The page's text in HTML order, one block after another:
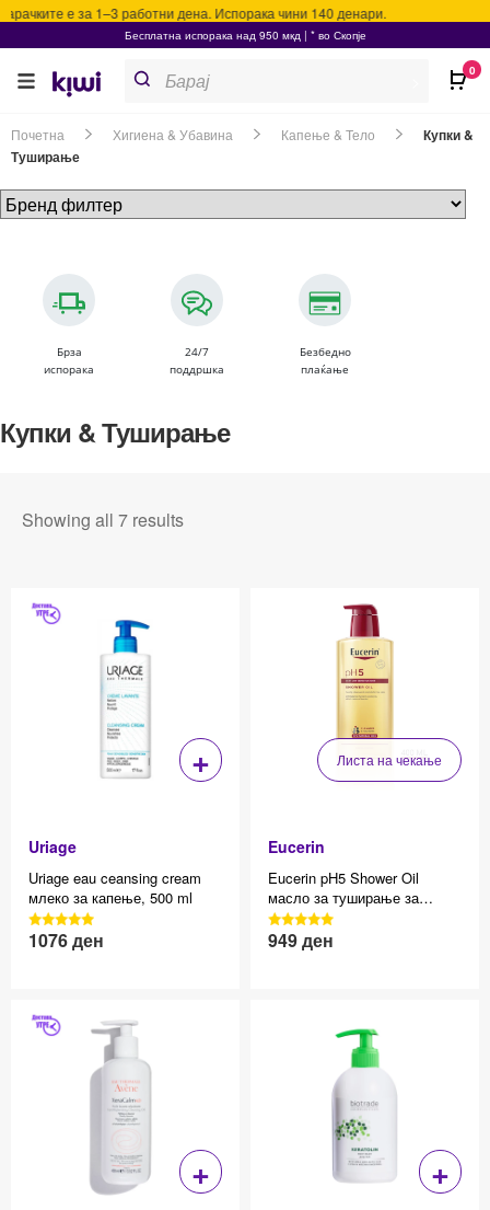
е за 1–3 работни дена. Испорака чини 140 денари.
Бесплатна испорака над 950 мкд | * во Скопје
search
Почетна Хигиена & Убавина Капење & Тело
Купки &
Туширање
Брза
испорака
24/7
поддршка
Безбедно
плаќање
Купки & Туширање
Showing all 7 results
+
Uriage
Uriage eau ceansing cream
млеко за капење, 500 ml
3040 Reviews, 4.7 average
star rating
Effective price 12.83
1076ден
Листа на чекање
Eucerin
Eucerin pH5 Shower Oil
масло за туширање за
чувствителна кожа 400мл
3040 Reviews, 4.7 average
star rating
Effective price 12.83
949ден
+ +
0